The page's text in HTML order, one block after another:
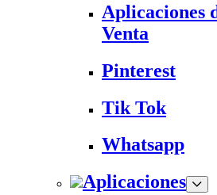
Aplicaciones
Venta
Pinterest
Tik Tok
Whatsapp
Aplicaciones